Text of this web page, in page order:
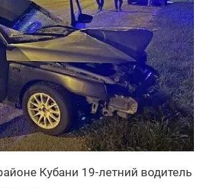
Кубани 19-летний водитель